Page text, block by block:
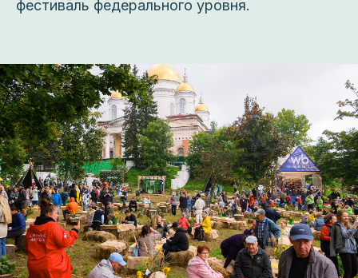
фестиваль федерального уровня.